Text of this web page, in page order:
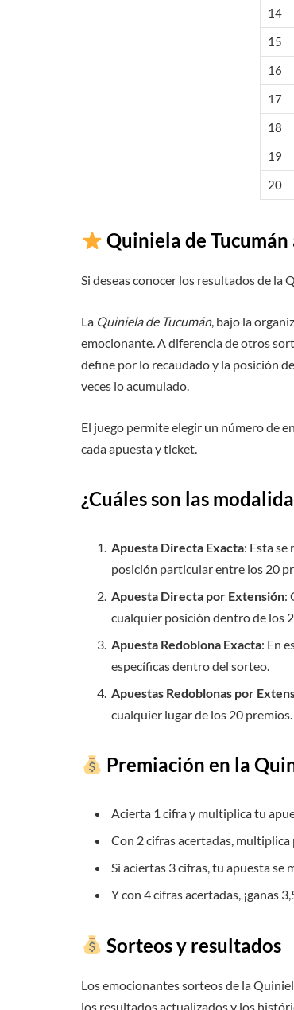
14
15
16
17
18
19
20
Quiniela de
Si deseas conocer los resultados de la
La Quiniela de Tucumán, bajo la
emocionante. A diferencia de otros
define por lo recaudado y la posición
veces lo acumulado.
El juego permite elegir un número de
cada apuesta y ticket.
¿Cuáles son las
Apuesta Directa Exacta: Esta se
posición particular entre los 20
Apuesta Directa por Extensión:
cualquier posición dentro de los
Apuesta Redoblona Exacta: En
específicas dentro del sorteo.
Apuestas Redoblonas por
cualquier lugar de los 20 premios.
Premiación en la
Acierta 1 cifra y multiplica tu
Con 2 cifras acertadas, multiplica
Si aciertas 3 cifras, tu apuesta se
Y con 4 cifras acertadas, ¡ganas
Sorteos y resultados
Los emocionantes sorteos de la
los resultados actualizados y los